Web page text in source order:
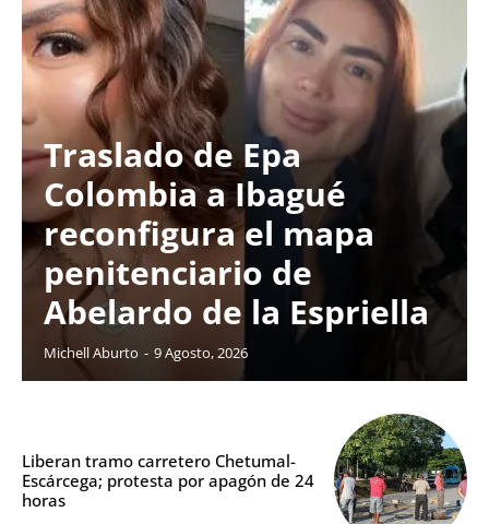
Traslado de Epa
Colombia a Ibagué
reconfigura el mapa
penitenciario de
Abelardo de la Espriella
Michell Aburto - 9 Agosto, 2026
Liberan tramo carretero Chetumal-
Escárcega; protesta por apagón de 24
horas